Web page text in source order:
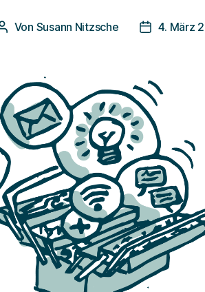
Beitragsautor
Von Susann Nitzsche 4. März